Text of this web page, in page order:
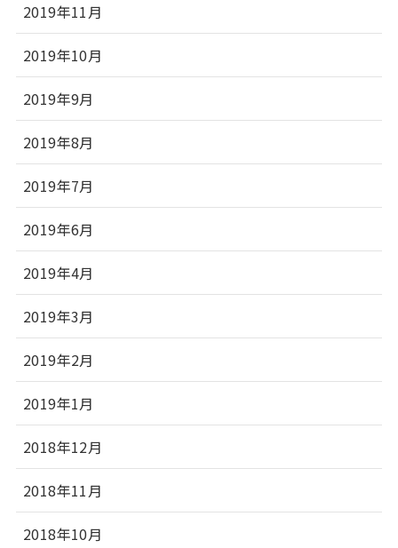
2019年11月
2019年10月
2019年9月
2019年8月
2019年7月
2019年6月
2019年4月
2019年3月
2019年2月
2019年1月
2018年12月
2018年11月
2018年10月